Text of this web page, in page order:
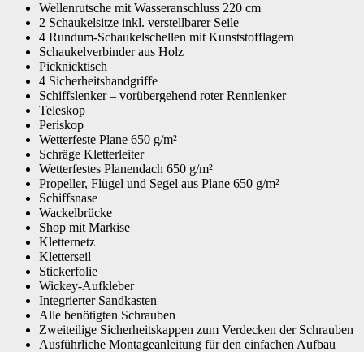
Wellenrutsche mit Wasseranschluss 220 cm
2 Schaukelsitze inkl. verstellbarer Seile
4 Rundum-Schaukelschellen mit Kunststofflagern
Schaukelverbinder aus Holz
Picknicktisch
4 Sicherheitshandgriffe
Schiffslenker – vorübergehend roter Rennlenker
Teleskop
Periskop
Wetterfeste Plane 650 g/m²
Schräge Kletterleiter
Wetterfestes Planendach 650 g/m²
Propeller, Flügel und Segel aus Plane 650 g/m²
Schiffsnase
Wackelbrücke
Shop mit Markise
Kletternetz
Kletterseil
Stickerfolie
Wickey-Aufkleber
Integrierter Sandkasten
Alle benötigten Schrauben
Zweiteilige Sicherheitskappen zum Verdecken der Schrauben
Ausführliche Montageanleitung für den einfachen Aufbau